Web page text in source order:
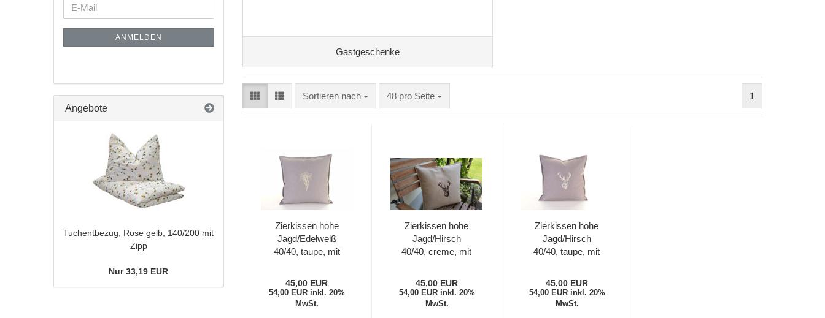
Gastgeschenke
Sortieren nach 48 pro Seite 1
Zierkissen hohe
Jagd/Edelweiß
40/40, taupe, mit
45,00 EUR
54,00 EUR inkl. 20%
MwSt.
Zierkissen hohe
Jagd/Hirsch
40/40, creme, mit
45,00 EUR
54,00 EUR inkl. 20%
MwSt.
Zierkissen hohe
Jagd/Hirsch
40/40, taupe, mit
45,00 EUR
54,00 EUR inkl. 20%
MwSt.
ANMELDEN
Angebote
Tuchentbezug, Rose gelb, 140/200 mit
Zipp
Nur 33,19 EUR